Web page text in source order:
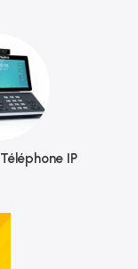
Téléphone IP